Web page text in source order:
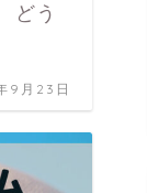
どう
9月23日